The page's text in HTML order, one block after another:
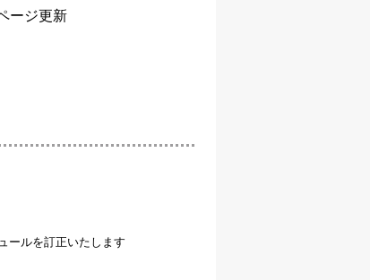
ージ更新
ールを訂正いたします